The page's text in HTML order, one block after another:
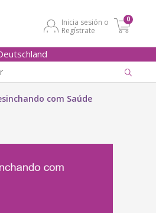
Inicia sesión o
Regístrate
0
com Saúde